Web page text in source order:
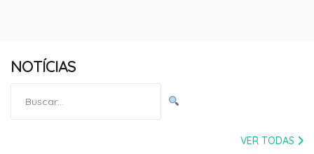
NOTÍCIAS
por:
VER TODAS